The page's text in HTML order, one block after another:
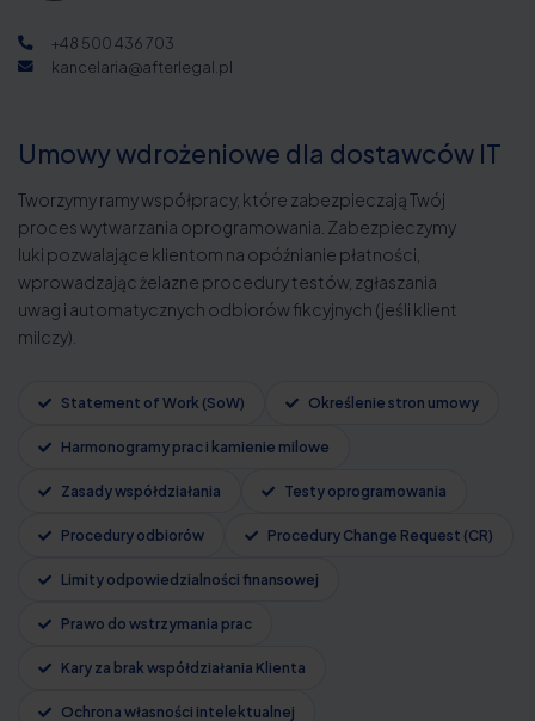
+48 500 436 703
kancelaria@afterlegal.pl
Umowy wdrożeniowe dla dostawców IT
Tworzymy ramy współpracy, które zabezpieczają Twój
proces wytwarzania oprogramowania. Zabezpieczymy
luki pozwalające klientom na opóźnianie płatności,
wprowadzając żelazne procedury testów, zgłaszania
uwag i automatycznych odbiorów fikcyjnych (jeśli klient
milczy).
Statement of Work (SoW) Określenie stron umowy
Harmonogramy prac i kamienie milowe
Zasady współdziałania Testy oprogramowania
Procedury odbiorów Procedury Change Request (CR)
Limity odpowiedzialności finansowej
Prawo do wstrzymania prac
Kary za brak współdziałania Klienta
Ochrona własności intelektualnej